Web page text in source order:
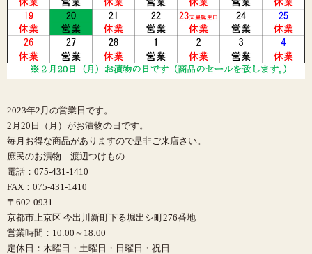
2023年2月の営業日です。
2月20日（月）がお漬物の日です。
毎月お得な商品がありますので是非ご来店さい。
庶民のお漬物 渡辺つけもの
電話：075-431-1410
FAX：075-431-1410
〒602-0931
京都市上京区 今出川新町下る堀出シ町276番地
営業時間：10:00～18:00
定休日：木曜日・土曜日・日曜日・祝日